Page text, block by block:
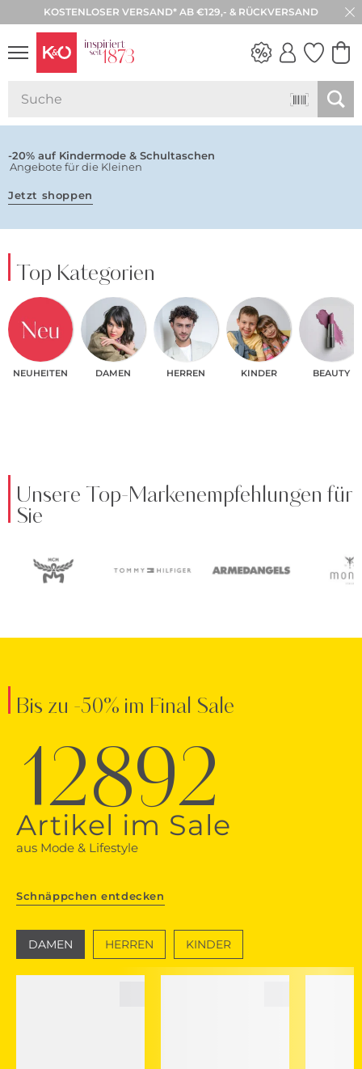
KOSTENLOSER VERSAND* AB €129,- & RÜCKVERSAND
-20% auf Kindermode & Schultaschen
Angebote für die Kleinen
Jetzt shoppen
Top Kategorien
NEUHEITEN DAMEN HERREN KINDER BEAUTY
Unsere Top-Markenempfehlungen für
Sie
Bis zu -50% im Final Sale
12892
Artikel im Sale
aus Mode & Lifestyle
Schnäppchen entdecken
DAMEN HERREN KINDER